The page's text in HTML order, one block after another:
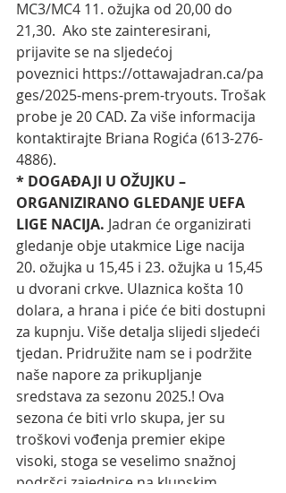
MC3/MC4 11. ožujka od 20,00 do
21,30.  Ako ste zainteresirani,
prijavite se na sljedećoj
poveznici https://ottawajadran.ca/pa
ges/2025-mens-prem-tryouts. Trošak
probe je 20 CAD. Za više informacija
kontaktirajte Briana Rogića (613-276-
4886).
* DOGAĐAJI U OŽUJKU –
ORGANIZIRANO GLEDANJE UEFA
LIGE NACIJA. Jadran će organizirati
gledanje obje utakmice Lige nacija
20. ožujka u 15,45 i 23. ožujka u 15,45
u dvorani crkve. Ulaznica košta 10
dolara, a hrana i piće će biti dostupni
za kupnju. Više detalja slijedi sljedeći
tjedan. Pridružite nam se i podržite
naše napore za prikupljanje
sredstava za sezonu 2025.! Ova
sezona će biti vrlo skupa, jer su
troškovi vođenja premier ekipe
visoki, stoga se veselimo snažnoj
podršci zajednice na klupskim